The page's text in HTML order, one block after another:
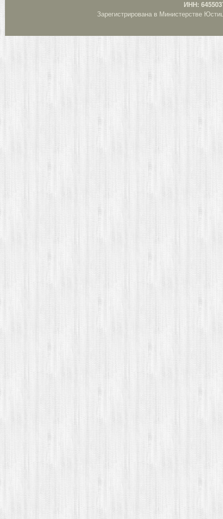
ИНН:
Зарегистрирована в Министерстве